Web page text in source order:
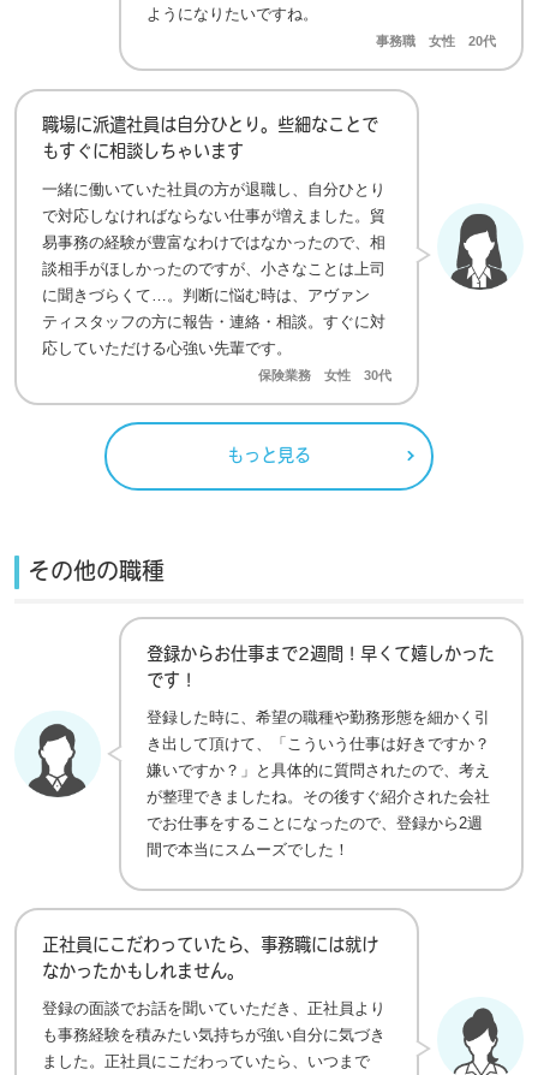
ようになりたいですね。
事務職 女性 20代
職場に派遣社員は自分ひとり。些細なことで
もすぐに相談しちゃいます
一緒に働いていた社員の方が退職し、自分ひとり
で対応しなければならない仕事が増えました。貿
易事務の経験が豊富なわけではなかったので、相
談相手がほしかったのですが、小さなことは上司
に聞きづらくて…。判断に悩む時は、アヴァン
ティスタッフの方に報告・連絡・相談。すぐに対
応していただける心強い先輩です。
保険業務 女性 30代
もっと見る
その他の職種
登録からお仕事まで2週間！早くて嬉しかった
です！
登録した時に、希望の職種や勤務形態を細かく引
き出して頂けて、「こういう仕事は好きですか？
嫌いですか？」と具体的に質問されたので、考え
が整理できましたね。その後すぐ紹介された会社
でお仕事をすることになったので、登録から2週
間で本当にスムーズでした！
正社員にこだわっていたら、事務職には就け
なかったかもしれません。
登録の面談でお話を聞いていただき、正社員より
も事務経験を積みたい気持ちが強い自分に気づき
ました。正社員にこだわっていたら、いつまで